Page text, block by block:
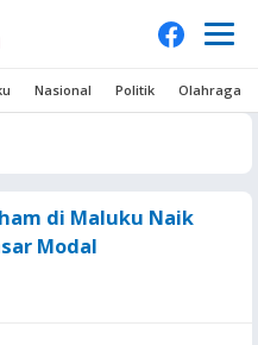
Nasional Politik Olahraga
di Maluku Naik
Modal